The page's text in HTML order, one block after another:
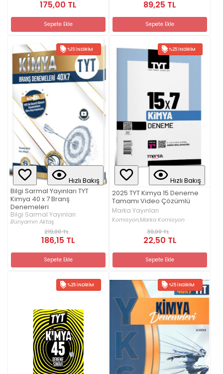
175,00 TL
Sepete Ekle
89,25 TL
Sepete Ekle
%15 İNDIRIM
Hızlı Bakış
Bilgi Sarmal Yayınları TYT
Kimya 40 x 7 Branş
Denemeleri
Bilgi Sarmal Yayınları
Bünyamin Aktaş
219,00 TL
186,15 TL
Sepete Ekle
%25 İNDIRIM
Hızlı Bakış
2025 TYT Kimya 15 Deneme
Tamamı Video Çözümlü
Marka Yayınları
Komisyon,Marka Komisyon
30,00 TL
22,50 TL
Sepete Ekle
%25 İNDIRIM %15 İNDIRIM